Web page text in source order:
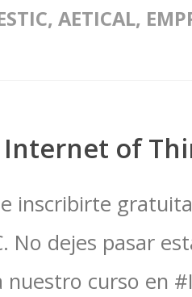
, AETICAL,
of
inscribirte
No dejes pasar
nuestro curso en